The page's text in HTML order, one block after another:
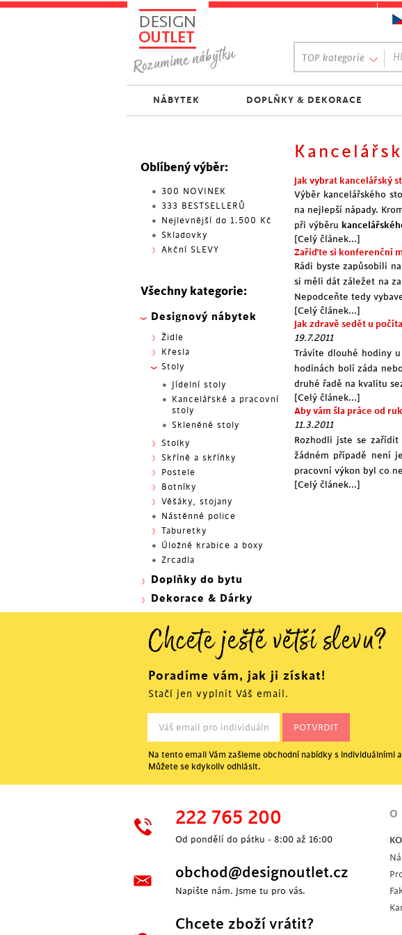
Jak vybrat kancelářský
Výběr kancelářského
na nejlepší nápady.
při výběru
[Celý článek...]
Zařiďte si konferenční
Rádi byste zapůsobili
si měli dát záležet na
Nepodceňte tedy
[Celý článek...]
Jak zdravě sedět u
19.7.2011
Trávíte dlouhé hodiny
hodinách bolí záda
druhé řadě na kvalitu
[Celý článek...]
Aby vám šla práce od
11.3.2011
Rozhodli jste se
žádném případě není
pracovní výkon byl co
[Celý článek...]
Oblíbený výběr:
300 NOVINEK
333 BESTSELLERŮ
Nejlevnější do 1.500 Kč
Skladovky
Akční SLEVY
Všechny kategorie:
Designový nábytek
Židle
Křesla
Stoly
Jídelní stoly
Kancelářské a pracovní
stoly
Skleněné stoly
Stolky
Skříně a skříňky
Postele
Botníky
Věšáky, stojany
Nástěnné police
Taburetky
Úložné krabice a boxy
Zrcadla
Doplňky do bytu
Dekorace & Dárky
TOP kategorie
NÁBYTEK DOPLŇKY & DEKORACE
Chcete ještě větší slevu?
Poradíme vám, jak ji získat!
Stačí jen vyplnit Váš email.
Na tento email Vám zašleme obchodní nabídky s individuálními
Můžete se kdykoliv odhlásit.
222 765 200
Od pondělí do pátku - 8:00 až 16:00
obchod@designoutlet.cz
Napište nám. Jsme tu pro vás.
Chcete zboží vrátit?
O